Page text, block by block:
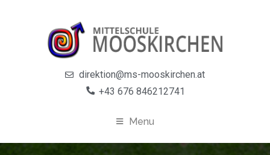
direktion@ms-mooskirchen.at
+43 676 846212741
Menu